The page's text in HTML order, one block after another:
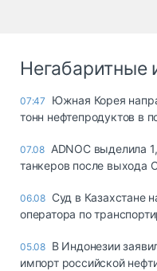
Негабаритные
07:47
Южная Корея
тонн нефтепродуктов в
07.08 ADNOC выделила
танкеров после выхода
06.08 Суд в Казахстане
оператора по
05.08 В Индонезии
импорт российской